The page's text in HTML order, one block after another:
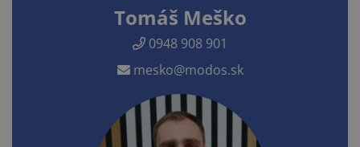
Tomáš Meško
0948 908 901
mesko@modos.sk